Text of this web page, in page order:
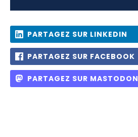
PARTAGEZ SUR LINKEDIN
PARTAGEZ SUR FACEBOOK
PARTAGEZ SUR MASTODON